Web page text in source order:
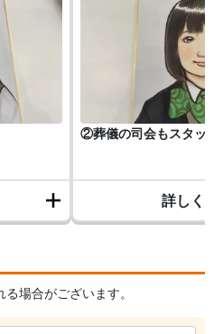
場合がございます。
②葬儀の司会もスタッ
詳しく